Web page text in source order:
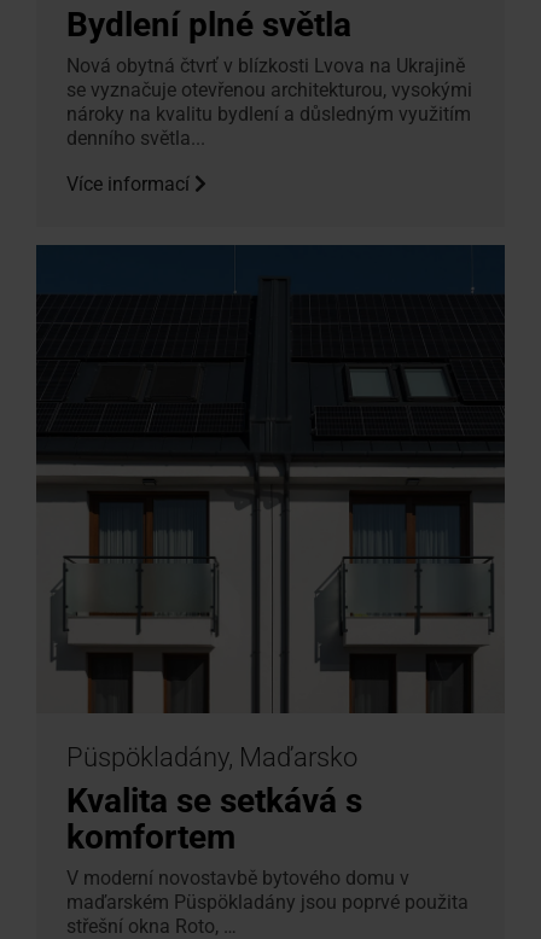
Bydlení plné světla
Nová obytná čtvrť v blízkosti Lvova na Ukrajině
se vyznačuje otevřenou architekturou, vysokými
nároky na kvalitu bydlení a důsledným využitím
denního světla...
Více informací
Püspökladány, Maďarsko
Kvalita se setkává s
komfortem
V moderní novostavbě bytového domu v
maďarském Püspökladány jsou poprvé použita
střešní okna Roto, …